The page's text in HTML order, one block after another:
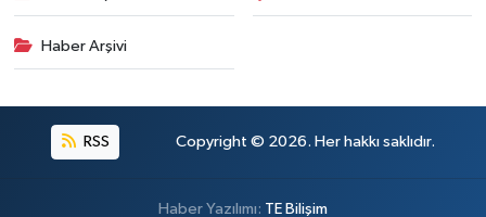
Haber Arşivi
RSS Copyright © 2026. Her hakkı saklıdır.
Haber Yazılımı: TE Bilişim